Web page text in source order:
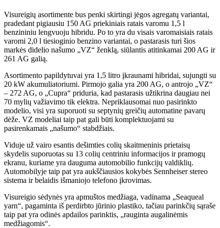
Visureigių asortimente bus penki skirtingi jėgos agregatų variantai,
pradedant pigiausiu 150 AG priekiniais ratais varomu 1,5 l
benzininiu lengvuoju hibridu. Po to yra du visais varomaisiais ratais
varomi 2,0 l tiesioginio benzino variantai, o pastarasis turi šios
markės didelio našumo „VZ“ ženklą, siūlantis atitinkamai 200 AG ir
261 AG galią.
Asortimento papildytuvai yra 1,5 litro įkraunami hibridai, sujungti su
20 kW akumuliatoriumi. Pirmojo galia yra 200 AG, o antrojo „VZ“
– 272 AG, o „Cupra“ priduria, kad pastarasis užtikrina daugiau nei
70 mylių važiavimo tik elektra. Nepriklausomai nuo pasirinkto
modelio, visi yra suporuoti su septynių greičių automatine pavarų
dėže. VZ modeliai taip pat gali būti komplektuojami su
pasirenkamais „našumo“ stabdžiais.
Viduje už vairo esantis dešimties colių skaitmeninis prietaisų
skydelis suporuotas su 13 colių centriniu informacijos ir pramogų
ekranu, kuriame yra dauguma automobilio funkcijų valdiklių.
Automobilyje taip pat yra aukščiausios kokybės Sennheiser stereo
sistema ir belaidis išmaniojo telefono įkrovimas.
Visureigio sėdynės yra apmuštos medžiaga, vadinama „Seaqueal
yarn“, pagaminta iš perdirbto jūrinio plastiko, tačiau parinkčių sąraše
taip pat yra odinės apdailos parinktis, „rauginta augalinėmis
medžiagomis“.